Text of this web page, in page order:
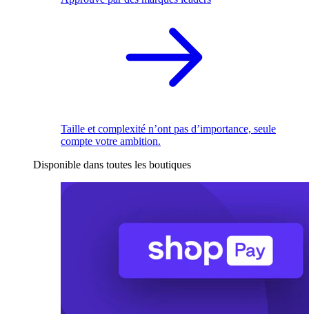
Taille et complexité n’ont pas d’importance, seule
compte votre ambition.
Disponible dans toutes les boutiques